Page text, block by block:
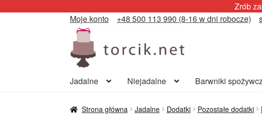
Zrób
Moje konto
+48 500 113 990 (8-16 w dni robocze)
Przejdź
do
nawigacji
Przejdź
do
treści
Jadalne Niejadalne Barwniki
Strona główna Jadalne Dodatki Pozostałe dodatki